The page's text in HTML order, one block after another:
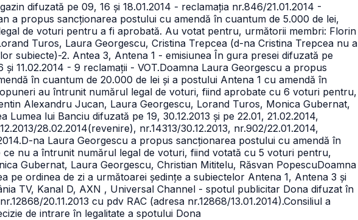
difuzată pe 09, 16 și 18.01.2014 - reclamația nr.846/21.01.2014 -
a propus sancționarea postului cu amendă în cuantum de 5.000 de lei,
de voturi pentru a fi aprobată. Au votat pentru, următorii membri: Florin
Turos, Laura Georgescu, Cristina Trepcea (d-na Cristina Trepcea nu a
subiecte)-2. Antea 3, Antena 1 - emisiunea În gura presei difuzată pe
și 11.02.2014 - 9 reclamații - VOT.Doamna Laura Georgescu a propus
în cuantum de 20.000 de lei și a postului Antena 1 cu amendă în
au întrunit numărul legal de voturi, fiind aprobate cu 6 voturi pentru,
Alexandru Jucan, Laura Georgescu, Lorand Turos, Monica Gubernat,
Lumea lui Banciu difuzată pe 19, 30.12.2013 și pe 22.01, 21.02.2014,
28.02.2014(revenire), nr.14313/30.12.2013, nr.902/22.01.2014,
D-na Laura Georgescu a propus sancționarea postului cu amendă în
nu a întrunit numărul legal de voturi, fiind votată cu 5 voturi pentru,
Gubernat, Laura Georgescu, Christian Mititelu, Răsvan PopescuDoamna
pe ordinea de zi a următoarei ședințe a subiectelor Antena 1, Antena 3 și
TV, Kanal D, AXN , Universal Channel - spotul publicitar Dona difuzat în
20.11.2013 cu pdv RAC (adresa nr.12868/13.01.2014).Consiliul a
de intrare în legalitate a spotului Dona